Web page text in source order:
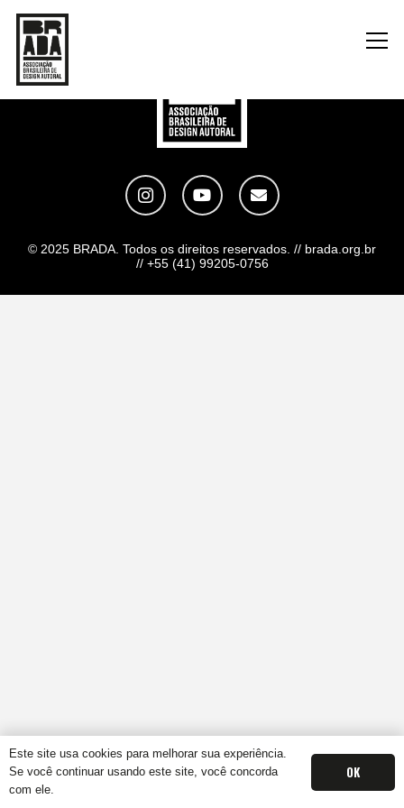
© 2025 BRADA. Todos os direitos reservados. // brada.org.br
// +55 (41) 99205-0756
Este site usa cookies para melhorar sua experiência.
Se você continuar usando este site, você concorda
com ele.
OK